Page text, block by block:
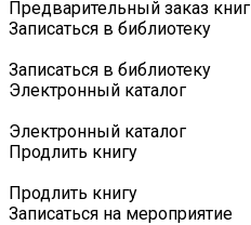
Предварительный заказ книг
Записаться в библиотеку
Записаться в библиотеку
Электронный каталог
Электронный каталог
Продлить книгу
Продлить книгу
Записаться на мероприятие